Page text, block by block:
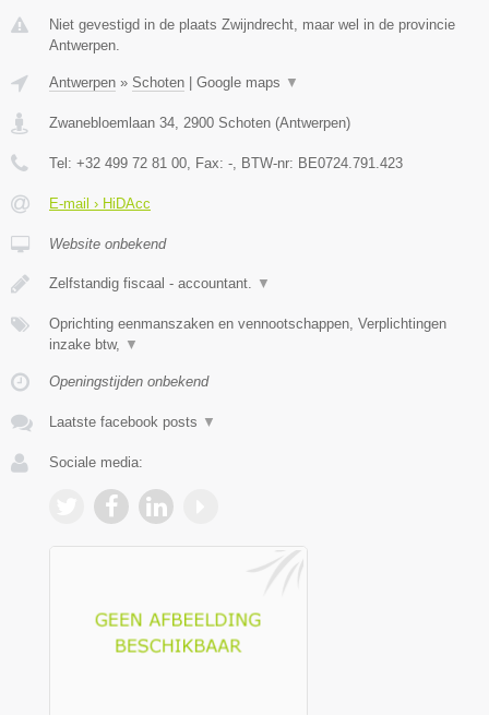
Niet gevestigd in de plaats Zwijndrecht, maar wel in de provincie
Antwerpen.
Antwerpen » Schoten Google maps ▼
Zwanebloemlaan 34, 2900 Schoten (Antwerpen)
Tel: +32 499 72 81 00, Fax: -, BTW-nr: BE0724.791.423
E-mail › HiDAcc
Website onbekend
Zelfstandig fiscaal - accountant. ▼
Oprichting eenmanszaken en vennootschappen, Verplichtingen
inzake btw, ▼
Openingstijden onbekend
Laatste facebook posts ▼
Sociale media: